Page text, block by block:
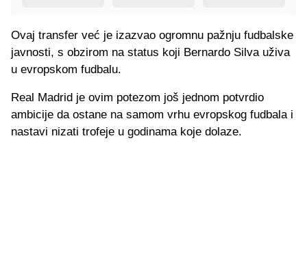
Ovaj transfer već je izazvao ogromnu pažnju fudbalske
javnosti, s obzirom na status koji Bernardo Silva uživa
u evropskom fudbalu.
Real Madrid je ovim potezom još jednom potvrdio
ambicije da ostane na samom vrhu evropskog fudbala i
nastavi nizati trofeje u godinama koje dolaze.